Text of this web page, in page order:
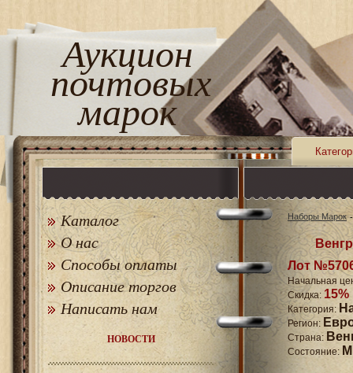
Аукцион
почтовых
марок
Каталог
О нас
Способы оплаты
Описание торгов
Написать нам
НОВОСТИ
Наборы Марок
Лот
Начальная
Скидка: 15%
Категория:
Регион:
Страна:
Состояние: